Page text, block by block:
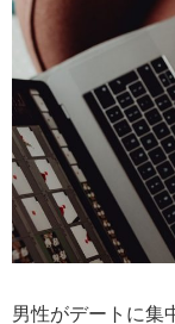
男性がデートに集